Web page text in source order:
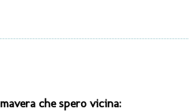
che spero vicina: